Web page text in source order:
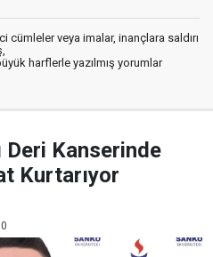
cümleler veya imalar, inançlara saldırı
harflerle yazılmış yorumlar
Deri Kanserinde
Kurtarıyor